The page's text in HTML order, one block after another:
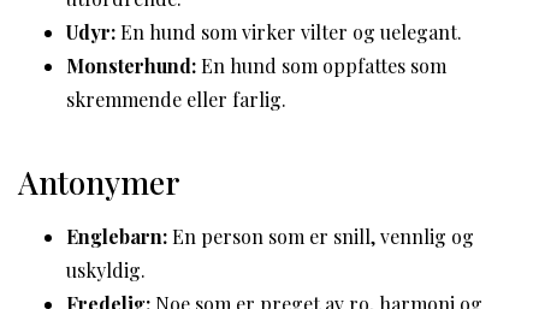
Udyr:En hund som virker vilter og uelegant.
Monsterhund:En hund som oppfattes som
skremmende eller farlig.
Antonymer
Englebarn:En person som er snill, vennlig og
uskyldig.
Fredelig: Noe som er preget av ro, harmoni og